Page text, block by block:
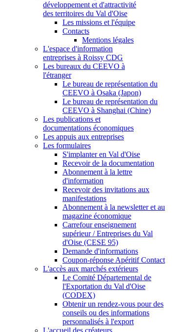
développement et d'attractivité
des territoires du Val d'Oise
Les missions et l'équipe
Contacts
Mentions légales
L'espace d'information
entreprises à Roissy CDG
Les bureaux du CEEVO à
l'étranger
Le bureau de représentation du
CEEVO à Osaka (Japon)
Le bureau de représentation du
CEEVO à Shanghai (Chine)
Les publications et
documentations économiques
Les appuis aux entreprises
Les formulaires
S'implanter en Val d'Oise
Recevoir de la documentation
Abonnement à la lettre
d'information
Recevoir des invitations aux
manifestations
Abonnement à la newsletter et au
magazine économique
Carrefour enseignement
supérieur / Entreprises du Val
d'Oise (CESE 95)
Demande d'informations
Coupon-réponse Apéritif Contact
L'accès aux marchés extérieurs
Le Comité Départemental de
l'Exportation du Val d'Oise
(CODEX)
Obtenir un rendez-vous pour des
conseils ou des informations
personnalisés à l'export
L'accueil des créateurs